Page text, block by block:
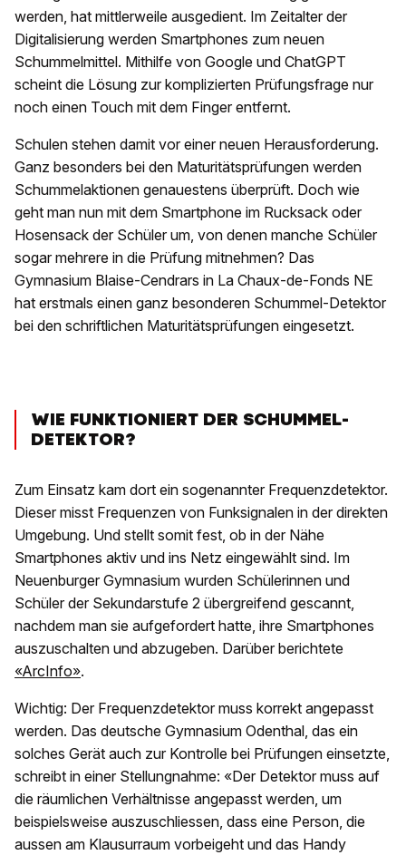
werden, hat mittlerweile ausgedient. Im Zeitalter der
Digitalisierung werden Smartphones zum neuen
Schummelmittel. Mithilfe von Google und ChatGPT
scheint die Lösung zur komplizierten Prüfungsfrage nur
noch einen Touch mit dem Finger entfernt.
Schulen stehen damit vor einer neuen Herausforderung.
Ganz besonders bei den Maturitätsprüfungen werden
Schummelaktionen genauestens überprüft. Doch wie
geht man nun mit dem Smartphone im Rucksack oder
Hosensack der Schüler um, von denen manche Schüler
sogar mehrere in die Prüfung mitnehmen? Das
Gymnasium Blaise-Cendrars in La Chaux-de-Fonds NE
hat erstmals einen ganz besonderen Schummel-Detektor
bei den schriftlichen Maturitätsprüfungen eingesetzt.
WIE FUNKTIONIERT DER SCHUMMEL-
DETEKTOR?
Zum Einsatz kam dort ein sogenannter Frequenzdetektor.
Dieser misst Frequenzen von Funksignalen in der direkten
Umgebung. Und stellt somit fest, ob in der Nähe
Smartphones aktiv und ins Netz eingewählt sind. Im
Neuenburger Gymnasium wurden Schülerinnen und
Schüler der Sekundarstufe 2 übergreifend gescannt,
nachdem man sie aufgefordert hatte, ihre Smartphones
auszuschalten und abzugeben. Darüber berichtete
«ArcInfo».
Wichtig: Der Frequenzdetektor muss korrekt angepasst
werden. Das deutsche Gymnasium Odenthal, das ein
solches Gerät auch zur Kontrolle bei Prüfungen einsetzte,
schreibt in einer Stellungnahme: «Der Detektor muss auf
die räumlichen Verhältnisse angepasst werden, um
beispielsweise auszuschliessen, dass eine Person, die
aussen am Klausurraum vorbeigeht und das Handy